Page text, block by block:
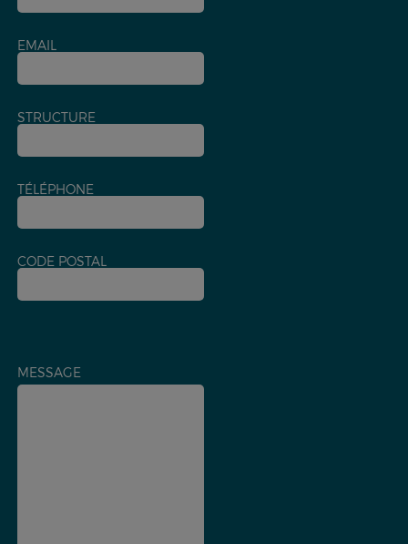
EMAIL
STRUCTURE
TÉLÉPHONE
CODE POSTAL
MESSAGE